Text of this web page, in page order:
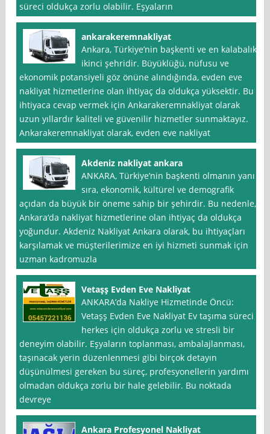
süreci oldukça zorlu olabilir. Eşyaların
ankarakeremnakliyat
Ankara, Türkiye’nin başkenti ve en kalabalık
ikinci şehridir. Büyüklüğü, nüfusu ve
ekonomik potansiyeli göz önüne alındığında, evden eve
nakliyat hizmetlerine olan ihtiyaç da oldukça yüksektir. Bu
ihtiyaca cevap vermek için Ankarakeremnakliyat olarak
uzun yıllardır kaliteli ve güvenilir hizmetler sunmaktayız.
Ankarakeremnakliyat olarak, evden eve nakliyat
Akdeniz nakliyat ankara
ANKARA, Türkiye’nin başkenti olmanın yanı
sıra, ekonomik, kültürel ve demografik
açıdan da büyük bir öneme sahip bir şehirdir. Bu nedenle,
Ankara‘da nakliyat hizmetlerine olan ihtiyaç da oldukça
yoğundur. Akdeniz Nakliyat Ankara olarak, bu ihtiyaçları
karşılamak ve müşterilerimize en iyi hizmeti sunmak için
uzman kadromuzla
Vetaşş Evden Eve Nakliyat
ANKARA’da Nakliye Hizmetinde Öncü:
Vetaşş Evden Eve Nakliyat Ev taşıma süreci
herkes için oldukça zorlu ve stresli bir
deneyim olabilir. Eşyaların toplanması, ambalajlanması,
taşınacak yerin düzenlenmesi gibi birçok detayın
düşünülmesi gereken bu süreç, profesyonellerin yardımı
olmadan oldukça zorlu bir hale gelebilir. Bu noktada
devreye
Ankara Profesyonel Nakliyat